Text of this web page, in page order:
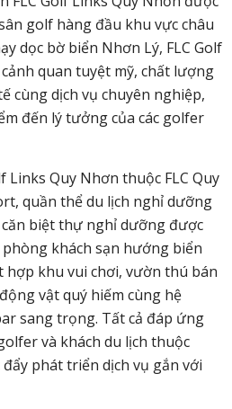
golf hàng đầu khu vực châu
dọc bờ biển Nhơn Lý, FLC Golf
quan tuyệt mỹ, chất lượng
cùng dịch vụ chuyên nghiệp,
đến lý tưởng của các golfer
Links Quy Nhơn thuộc FLC Quy
quần thể du lịch nghỉ dưỡng
căn biệt thự nghỉ dưỡng được
khách sạn hướng biển
hợp khu vui chơi, vườn thú bán
vật quý hiếm cùng hệ
sang trọng. Tất cả đáp ứng
và khách du lịch thuộc
phát triển dịch vụ gắn với